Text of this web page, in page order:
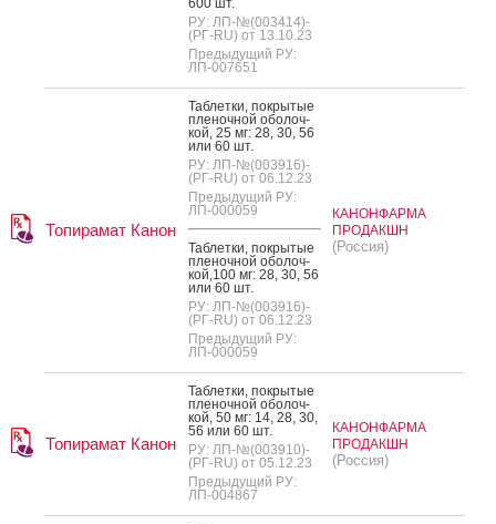
600 шт.
РУ: ЛП-№(003414)-
(РГ-RU) от 13.10.23
Предыдущий РУ:
ЛП-007651
Топирамат Канон
Таб­летки, пок­ры­тые
пле­ноч­ной обо­лоч­
кой, 25 мг: 28, 30, 56
или 60 шт.
РУ: ЛП-№(003916)-
(РГ-RU) от 06.12.23
Предыдущий РУ:
ЛП-000059
Таб­летки, пок­ры­тые
пле­ноч­ной обо­лоч­
кой,100 мг: 28, 30, 56
или 60 шт.
РУ: ЛП-№(003916)-
(РГ-RU) от 06.12.23
Предыдущий РУ:
ЛП-000059
КАНОНФАРМА
ПРОДАКШН
(Россия)
Топирамат Канон
Таб­летки, пок­ры­тые
пле­ноч­ной обо­лоч­
кой, 50 мг: 14, 28, 30,
56 или 60 шт.
РУ: ЛП-№(003910)-
(РГ-RU) от 05.12.23
Предыдущий РУ:
ЛП-004867
КАНОНФАРМА
ПРОДАКШН
(Россия)